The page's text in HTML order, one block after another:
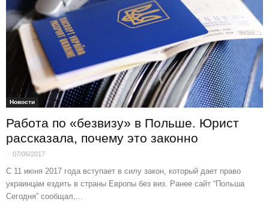
Новости
Работа по «безвизу» в Польше. Юрист
рассказала, почему это законно
- 07/06/2017
С 11 июня 2017 года вступает в силу закон, который дает право
украинцам ездить в страны Европы без виз. Ранее сайт “Польша
Сегодня” сообщал,...